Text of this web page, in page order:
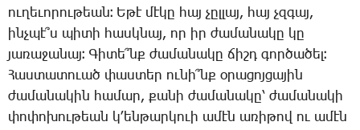
ու­ղե­ւո­րու­թեան։ Ե­թէ մէ­կը հայ չըլ­լայ, հայ չզգայ,
ինչ­պէ՞ս պի­տի հասկ­նայ, որ իր ժա­մա­նա­կը կը
յա­ռա­ջա­նայ։ ­Գի­տե՞նք ժա­մա­նա­կը ճիշդ գոր­ծա­ծել։
­Հաս­տա­տո­ւած փաս­տեր ու­նի՞նք օ­րա­ցոյ­ցա­յին
ժա­մա­նա­կին հա­մար, քա­նի ժա­մա­նա­կը՝ ժա­մա­նա­կի
փո­փո­խու­թեան կ­՚են­թար­կո­ւի ա­մէն ա­ռի­թով ու ա­մէն